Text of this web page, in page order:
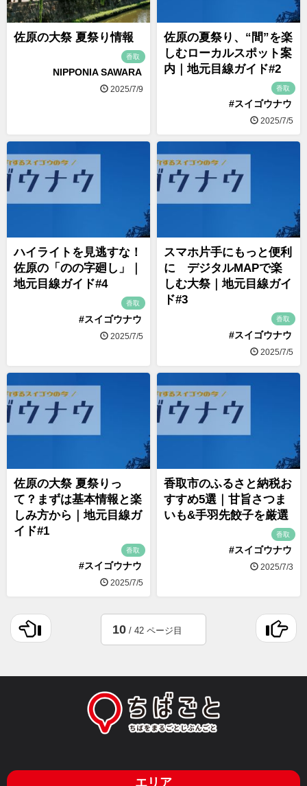
佐原の大祭 夏祭り情報
香取
NIPPONIA SAWARA
2025/7/9
佐原の夏祭り、“間”を楽
しむローカルスポット案
内｜地元目線ガイド#2
香取
#スイゴウナウ
2025/7/5
ハイライトを見逃すな！
佐原の「のの字廻し」｜
地元目線ガイド#4
香取
#スイゴウナウ
2025/7/5
スマホ片手にもっと便利
に デジタルMAPで楽
しむ大祭｜地元目線ガイ
ド#3
香取
#スイゴウナウ
2025/7/5
佐原の大祭 夏祭りっ
て？まずは基本情報と楽
しみ方から｜地元目線ガ
イド#1
香取
#スイゴウナウ
2025/7/5
香取市のふるさと納税お
すすめ5選｜甘旨さつま
いも&手羽先餃子を厳選
香取
#スイゴウナウ
2025/7/3
10 / 42 ページ目
エリア